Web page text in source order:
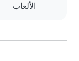
الألعاب